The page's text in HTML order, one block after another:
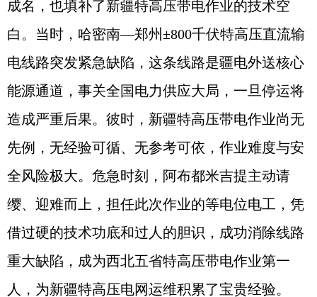
成名，也填补了新疆特高压带电作业的技术空
白。当时，哈密南—郑州±800千伏特高压直流输
电线路突发紧急缺陷，这条线路是疆电外送核心
能源通道，事关全国电力供应大局，一旦停运将
造成严重后果。彼时，新疆特高压带电作业尚无
先例，无经验可循、无参考可依，作业难度与安
全风险极大。危急时刻，阿布都米吉提主动请
缨、迎难而上，担任此次作业的等电位电工，凭
借过硬的技术功底和过人的胆识，成功消除线路
重大缺陷，成为西北五省特高压带电作业第一
人，为新疆特高压电网运维积累了宝贵经验。